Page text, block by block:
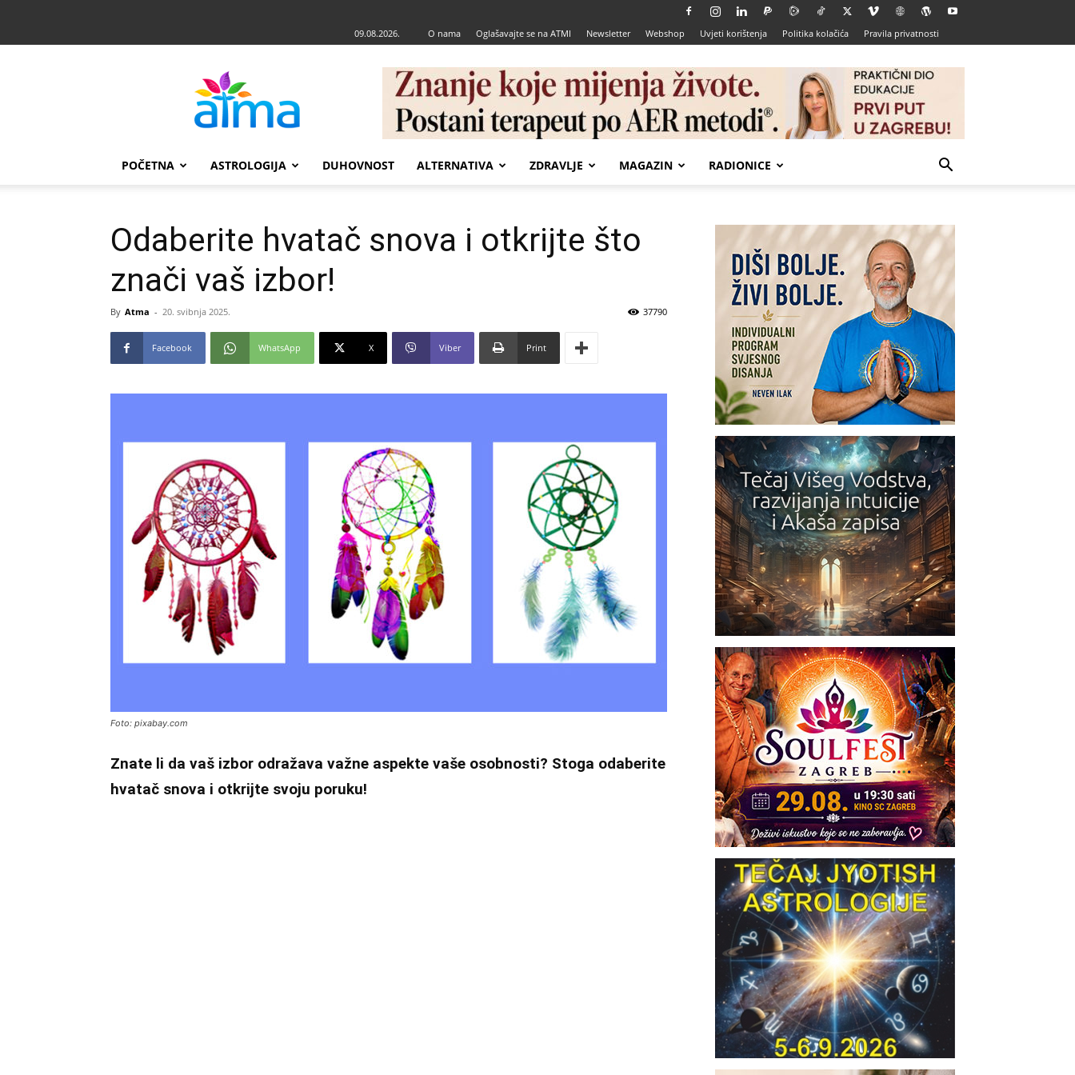
09.08.2026. O nama Oglašavajte se na ATMI Newsletter Webshop Uvjeti korištenja Politika kolačića Pravila privatnosti
POČETNA ASTROLOGIJA DUHOVNOST ALTERNATIVA ZDRAVLJE MAGAZIN RADIONICE
Odaberite hvatač snova i otkrijte što
znači vaš izbor!
By Atma - 20. svibnja 2025. 37790
Facebook WhatsApp X Viber Print
Foto: pixabay.com
Znate li da vaš izbor odražava važne aspekte vaše osobnosti? Stoga odaberite
hvatač snova i otkrijte svoju poruku!